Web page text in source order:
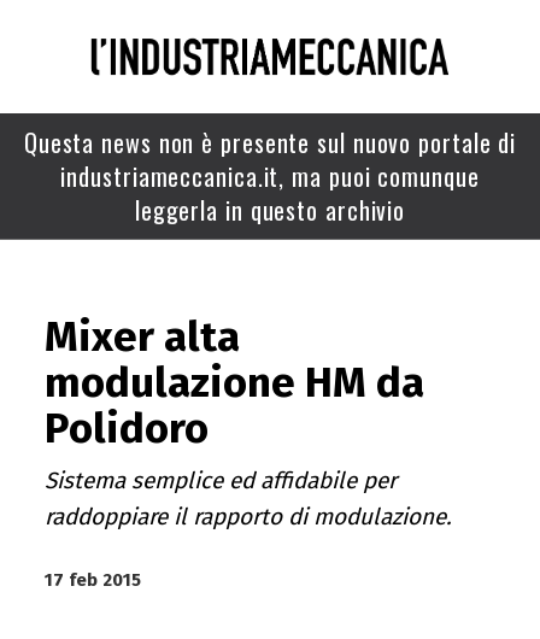
Questa news non è presente sul nuovo portale di
industriameccanica.it, ma puoi comunque
leggerla in questo archivio
Mixer alta
modulazione HM da
Polidoro
Sistema semplice ed affidabile per
raddoppiare il rapporto di modulazione.
17 feb 2015